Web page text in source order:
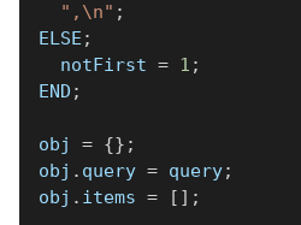
",\n" ;
ELSE ;
  notFirst
= 1 ;
END ;
obj = {} ;
obj . query = query;
obj . items = [ ] ;